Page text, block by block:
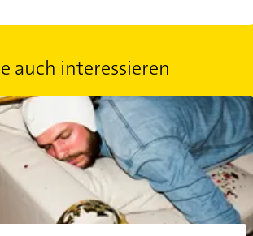
auch interessieren
5 Tipps für den Morgen danach